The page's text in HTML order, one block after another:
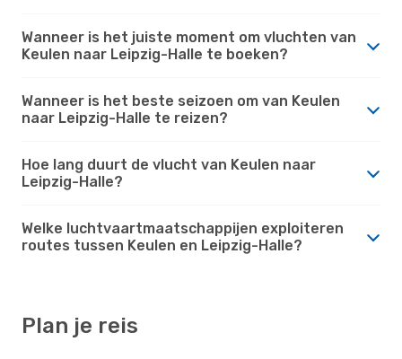
Wanneer is het juiste moment om vluchten van
Keulen naar Leipzig-Halle te boeken?
Wanneer is het beste seizoen om van Keulen
naar Leipzig-Halle te reizen?
Hoe lang duurt de vlucht van Keulen naar
Leipzig-Halle?
Welke luchtvaartmaatschappijen exploiteren
routes tussen Keulen en Leipzig-Halle?
Plan je reis